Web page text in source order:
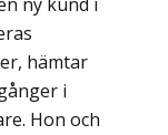
hämtar
i
Hon och